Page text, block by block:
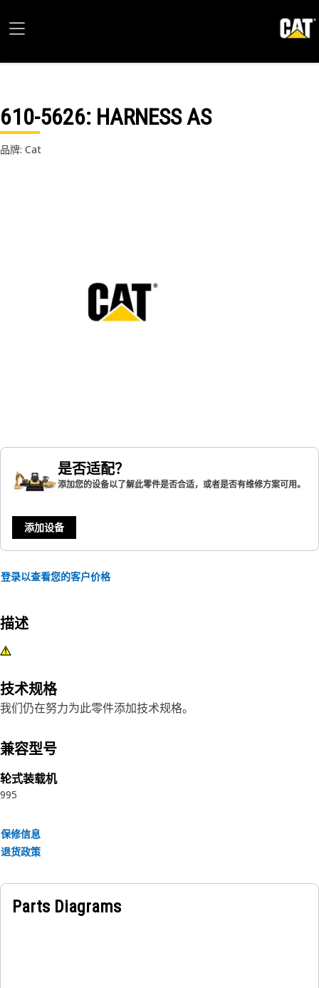
610-5626: HARNESS AS
品牌: Cat
是否适配？
添加您的设备以了解此零件是否合适，或者是否有维修方案可用。
添加设备
登录以查看您的客户价格
描述
技术规格
我们仍在努力为此零件添加技术规格。
兼容型号
轮式装载机
995
保修信息
退货政策
Parts Diagrams